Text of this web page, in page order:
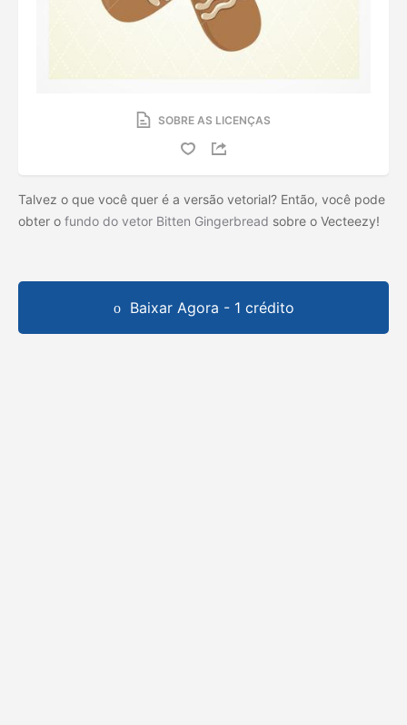
SOBRE AS LICENÇAS
Talvez o que você quer é a versão vetorial? Então, você pode
obter o fundo do vetor Bitten Gingerbread sobre o Vecteezy!
Baixar Agora - 1 crédito